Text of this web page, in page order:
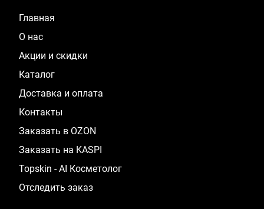
Главная
О нас
Акции и скидки
Каталог
Доставка и оплата
Контакты
Заказать в OZON
Заказать на KASPI
Topskin - AI Косметолог
Отследить заказ